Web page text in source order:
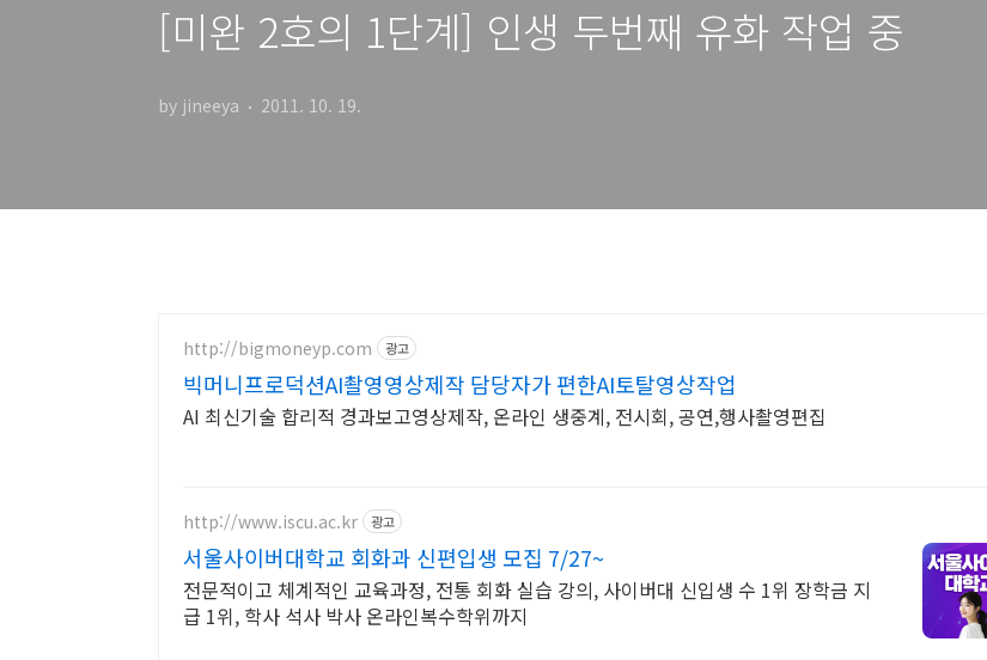
[미완 2호의 1단계] 인생 두번째 유화 작업 중
by jineeya 2011. 10. 19.
http://bigmoneyp.com 광고
빅머니프로덕션AI촬영영상제작 담당자가 편한AI토탈영상작업
AI 최신기술 합리적 경과보고영상제작, 온라인 생중계, 전시회, 공연,행사촬영편집
http://www.iscu.ac.kr 광고
서울사이버대학교 회화과 신편입생 모집 7/27~
전문적이고 체계적인 교육과정, 전통 회화 실습 강의, 사이버대 신입생 수 1위 장학금 지
급 1위, 학사 석사 박사 온라인복수학위까지